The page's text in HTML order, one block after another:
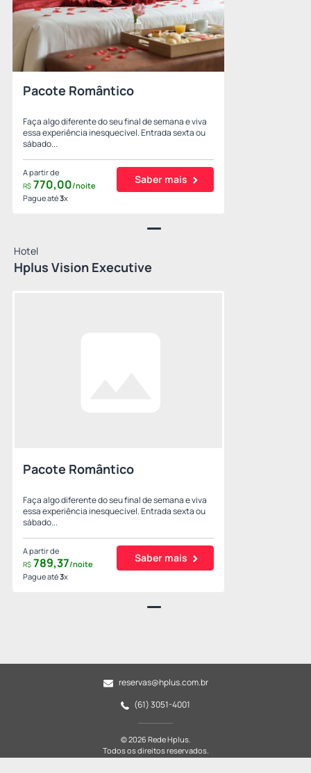
Pacote Romântico
Faça algo diferente do seu final de semana e viva
essa experiência inesquecível. Entrada sexta ou
sábado...
A partir de
R$ 770,00/noite
Pague até3x
Saber mais
Hotel
Hplus Vision Executive
Pacote Romântico
Faça algo diferente do seu final de semana e viva
essa experiência inesquecível. Entrada sexta ou
sábado...
A partir de
R$ 789,37/noite
Pague até3x
Saber mais
reservas@hplus.com.br
(61) 3051-4001
© 2026 Rede Hplus.
Todos os direitos reservados.